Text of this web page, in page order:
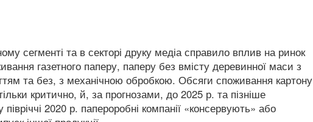
сегменті та в секторі друку медіа справило вплив на ринок
газетного паперу, паперу без вмісту деревинної маси з
та без, з механічною обробкою. Обсяги споживання картону
критично, й, за прогнозами, до 2025 р. та пізніше
2020 р. папероробні компанії «консервують» або